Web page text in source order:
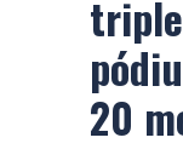
20